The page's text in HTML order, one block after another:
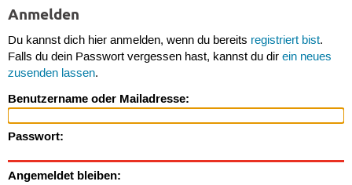
Anmelden
Du kannst dich hier anmelden, wenn du bereits registriert bist.
Falls du dein Passwort vergessen hast, kannst du dir ein neues
zusenden lassen.
Benutzername oder Mailadresse:
Passwort:
Angemeldet bleiben: